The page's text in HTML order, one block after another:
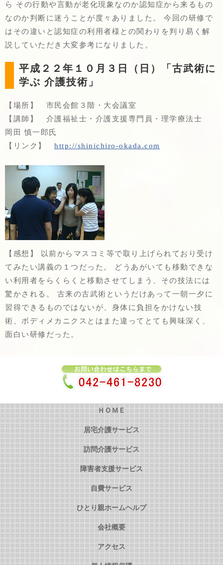
ら その行動や言動が老化現象なのか認知症から来るもの
なのか判断に迷うことが度々ありました。 今回の研修で
はその違いと認知症の利用者様との関わりを判り易く解
説していただき大変参考になりました。
平成２２年１０月３日（日）「古武術に
学ぶ 介護技術」
【場所】 市民会館３階・大会議室
【講師】 介護福祉士・介護支援専門員・理学療法士
岡田 慎一郎氏
【リンク】 http://shinichiro-okada.com
【感想】 以前からマスコミ等で取り上げられており受け
てみたい講義の１つだった。 どうあがいても移動できな
い利用者をらくらくと移動させてしまう、その技法には
驚かされる。 古来の古武術というだけあって一朝一夕に
習得できるものではないが、身体に負担をかけない技
術、ボディメカニクスとはまた違ってとても興味深く、
面白い研修だった。
ＨＯＭＥ
居宅介護サービス
訪問介護サービス
障害者支援サービス
自費サービス
ひとり親ホームヘルプ
会社概要
アクセス